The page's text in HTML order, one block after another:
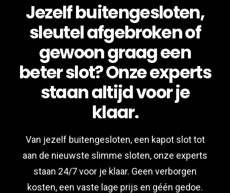
Jezelf buitengesloten,
sleutel afgebroken of
gewoon graag een
beter slot? Onze experts
staan altijd voor je
klaar.
Van jezelf buitengesloten, een kapot slot tot
aan de nieuwste slimme sloten, onze experts
staan 24/7 voor je klaar. Geen verborgen
kosten, een vaste lage prijs en géén gedoe.